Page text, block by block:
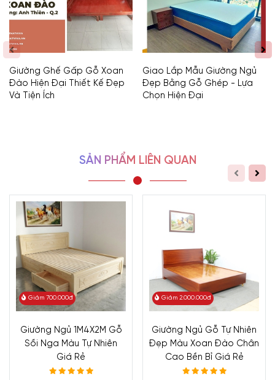
Giường Ghế Gấp Gỗ Xoan
Đào Hiện Đại Thiết Kế Đẹp
Và Tiện Ích
Giao Lắp Mẫu Giường Ngủ
Đẹp Bằng Gỗ Ghép - Lựa
Chọn Hiện Đại
SẢN PHẨM LIÊN QUAN
Giảm 700.000đ
Giường Ngủ 1M4X2M Gỗ
Sồi Nga Màu Tự Nhiên
Giá Rẻ
Giảm 2.000.000đ
Giường Ngủ Gỗ Tự Nhiên
Đẹp Màu Xoan Đào Chân
Cao Bền Bỉ Giá Rẻ